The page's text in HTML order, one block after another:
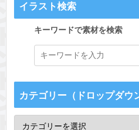
イラスト検索
キーワードで素材を検索
カテゴリー（ドロップダウ